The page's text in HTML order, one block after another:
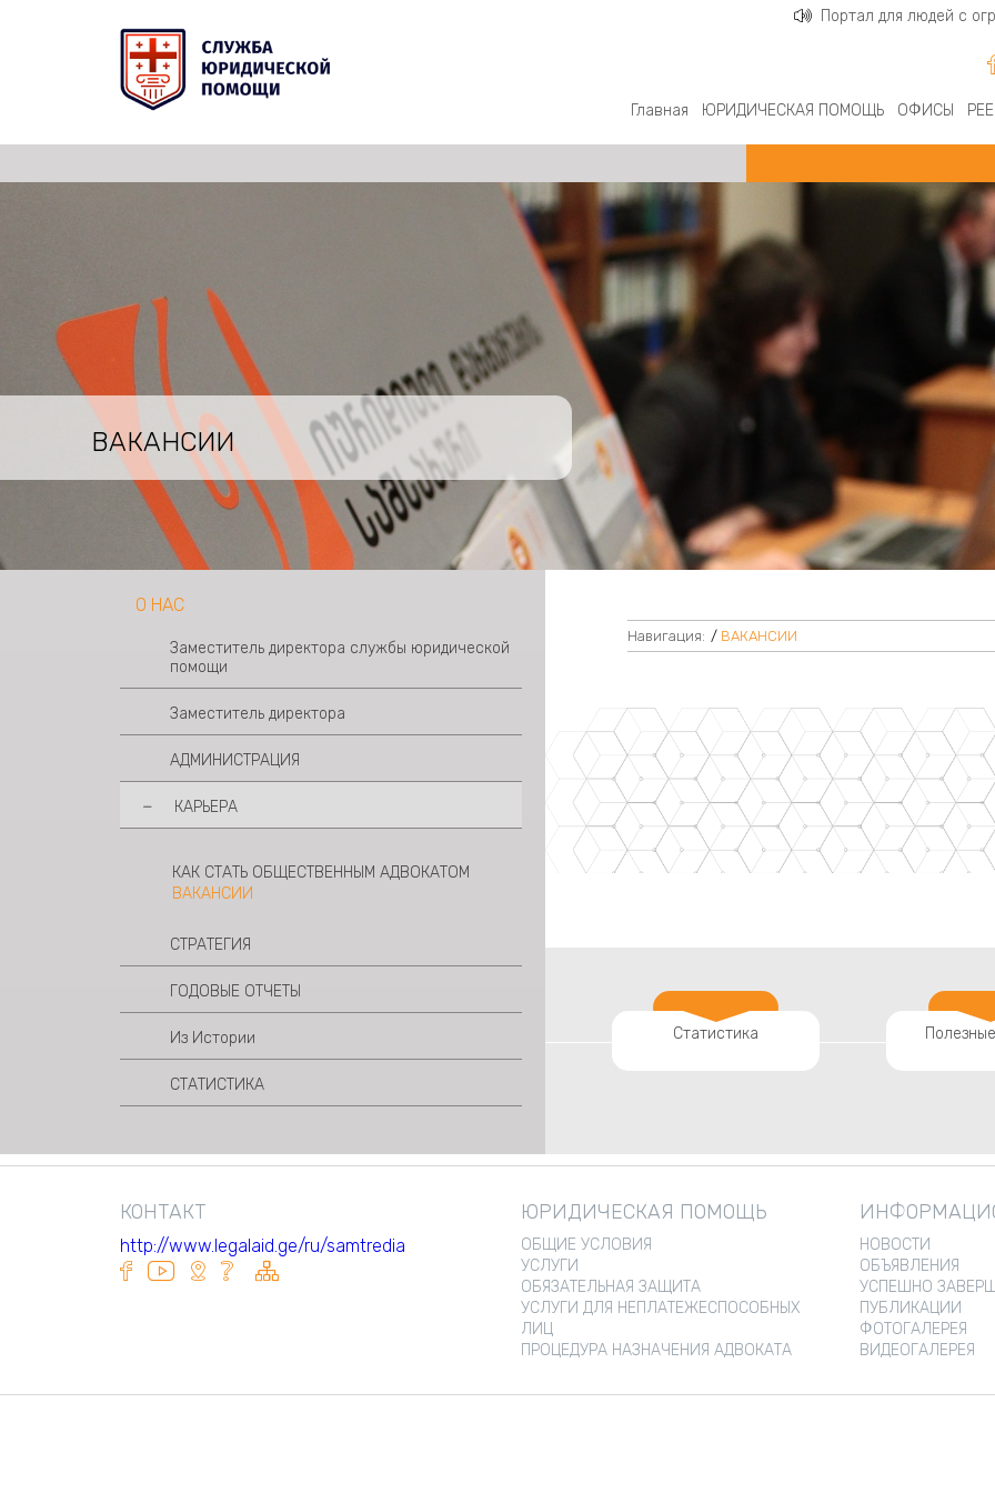
Портал для людей с
Главная ЮРИДИЧЕСКАЯ ПОМОЩЬ ОФИСЫ
ВАКАНСИИ
О НАС
Заместитель директора службы юридической
помощи
Заместитель директора
АДМИНИСТРАЦИЯ
КАРЬЕРА
КАК СТАТЬ ОБЩЕСТВЕННЫМ АДВОКАТОМ
ВАКАНСИИ
СТРАТЕГИЯ
ГОДОВЫЕ ОТЧЕТЫ
Из Истории
СТАТИСТИКА
Навигация: / ВАКАНСИИ
Статистика
КОНТАКТ
http://www.legalaid.ge/ru/samtredia
ЮРИДИЧЕСКАЯ ПОМОЩЬ
ОБЩИЕ УСЛОВИЯ
УСЛУГИ
ОБЯЗАТЕЛЬНАЯ ЗАЩИТА
УСЛУГИ ДЛЯ НЕПЛАТЕЖЕСПОСОБНЫХ
ЛИЦ
ПРОЦЕДУРА НАЗНАЧЕНИЯ АДВОКАТА
НОВОСТИ
ОБЪЯВЛЕНИЯ
УСПЕШНО
ПУБЛИКАЦИИ
ФОТОГАЛЕРЕЯ
ВИДЕОГАЛЕРЕЯ